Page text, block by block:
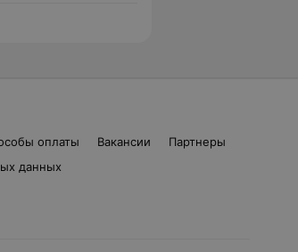
оплаты Вакансии
Партнеры
данных